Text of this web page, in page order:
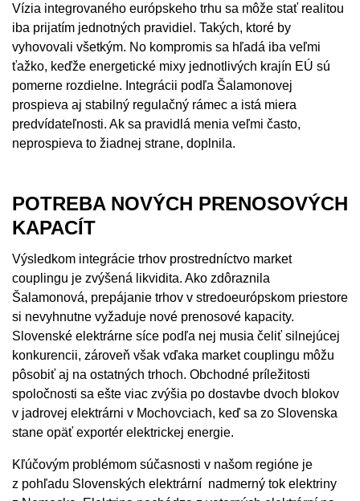
Vízia integrovaného európskeho trhu sa môže stať realitou
iba prijatím jednotných pravidiel. Takých, ktoré by
vyhovovali všetkým. No kompromis sa hľadá iba veľmi
ťažko, keďže energetické mixy jednotlivých krajín EÚ sú
pomerne rozdielne. Integrácii podľa Šalamonovej
prospieva aj stabilný regulačný rámec a istá miera
predvídateľnosti. Ak sa pravidlá menia veľmi často,
neprospieva to žiadnej strane, doplnila.
POTREBA NOVÝCH PRENOSOVÝCH
KAPACÍT
Výsledkom integrácie trhov prostredníctvo market
couplingu je zvýšená likvidita. Ako zdôraznila
Šalamonová, prepájanie trhov v stredoeurópskom priestore
si nevyhnutne vyžaduje nové prenosové kapacity.
Slovenské elektrárne síce podľa nej musia čeliť silnejúcej
konkurencii, zároveň však vďaka market couplingu môžu
pôsobiť aj na ostatných trhoch. Obchodné príležitosti
spoločnosti sa ešte viac zvýšia po dostavbe dvoch blokov
v jadrovej elektrárni v Mochovciach, keď sa zo Slovenska
stane opäť exportér elektrickej energie.
Kľúčovým problémom súčasnosti v našom regióne je
z pohľadu Slovenských elektrární nadmerný tok elektriny